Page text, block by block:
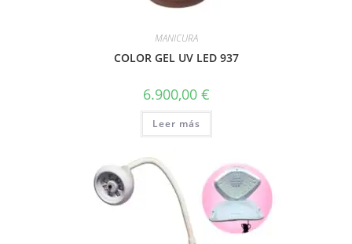
MANICURA
COLOR GEL UV LED 937
6.900,00 €
Leer más